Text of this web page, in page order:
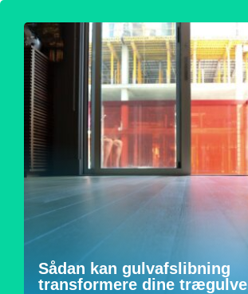
Sådan kan gulvafslibning
transformere dine trægulve